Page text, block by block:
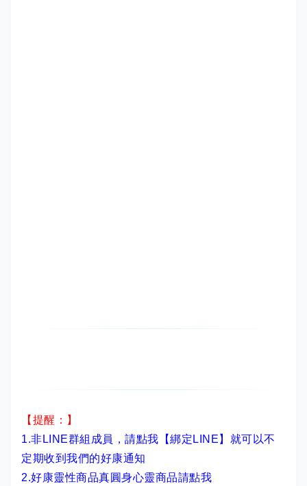
【提醒：】
1.非LINE群組成員， 請點我【綁定LINE】 就可以不
定期收到我們的好康通知
2.好康靈性商品真圓身心靈商品請點我